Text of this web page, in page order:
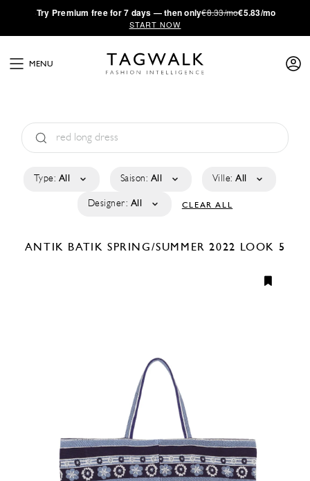
·Try Premium free for 7 days — then only€8.33/mo€5.83/mo
START NOW
MENU
Type: All Saison: All Ville: All
Designer: All CLEAR ALL
ANTIK BATIKSPRING/SUMMER 2022 LOOK 5